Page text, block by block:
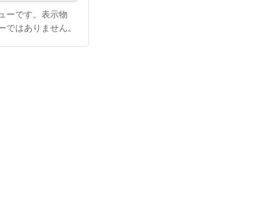
ーです。表示物
ではありません。